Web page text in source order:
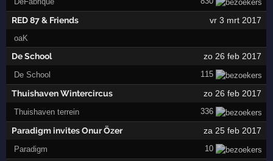
RED 87 & Friends vr 3 mrt 2017
oaK
De School zo 26 feb 2017
De School 115
Thuishaven Wintercircus zo 26 feb 2017
Thuishaven terrein 336
Paradigm invites Onur Özer za 25 feb 2017
Paradigm 10